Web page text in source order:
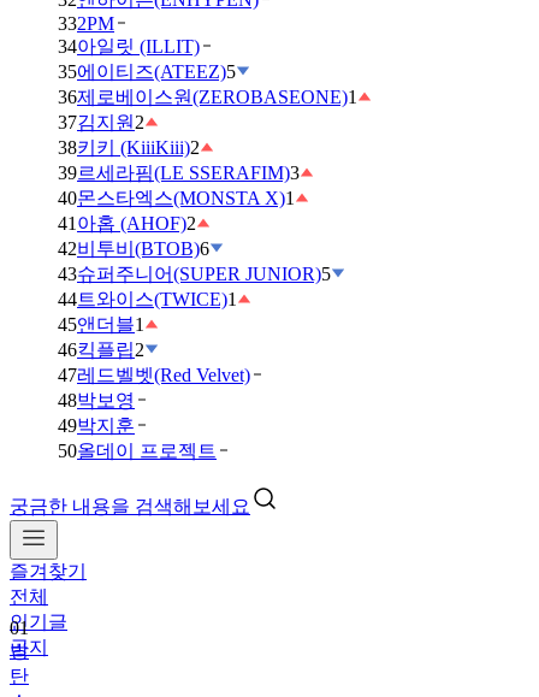
332PM
34아일릿 (ILLIT)
35에이티즈(ATEEZ)5
36제로베이스원(ZEROBASEONE)1
37김지원 2
38키키 (KiiiKiii)2
39르세라핌(LE SSERAFIM)3
40몬스타엑스(MONSTA X)1
41 아홉 (AHOF)2
42비투비(BTOB)6
43슈퍼주니어(SUPER JUNIOR)5
44트와이스(TWICE)1
45앤더블1
46킥플립2
47레드벨벳(Red Velvet)
48박보영
49박지훈
50올데이 프로젝트
궁금한 내용을 검색해보세요
즐겨찾기
전체
인기글
공지
01
방
탄
소
년